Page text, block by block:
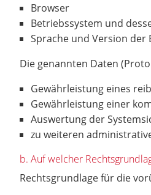
Browser
Betriebssystem und
Sprache und Version der
Die genannten Daten
Gewährleistung eines
Gewährleistung einer
Auswertung der
zu weiteren
b. Auf welcher
Rechtsgrundlage für die